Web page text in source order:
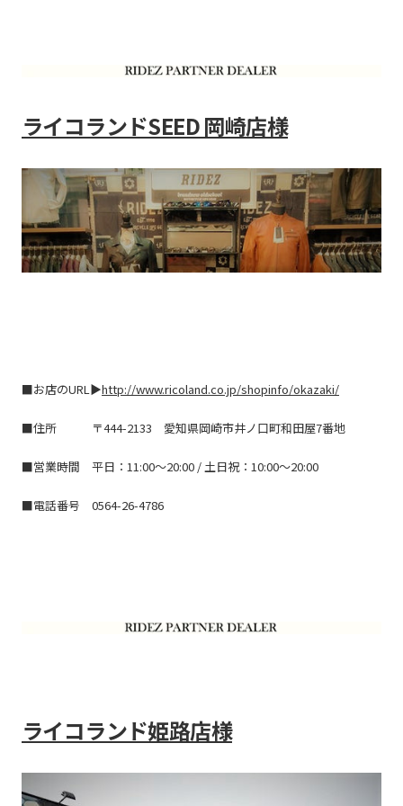
ライコランドSEED 岡崎店様
■お店のURL▶http://www.ricoland.co.jp/shopinfo/okazaki/
■住所 〒444-2133 愛知県岡崎市井ノ口町和田屋7番地
■営業時間 平日：11:00～20:00 / 土日祝：10:00～20:00
■電話番号 0564-26-4786
ライコランド姫路店様